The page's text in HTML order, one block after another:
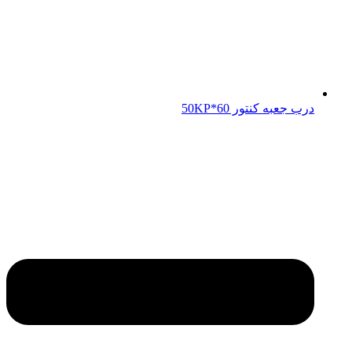
درب جعبه کنتور 50KP*60